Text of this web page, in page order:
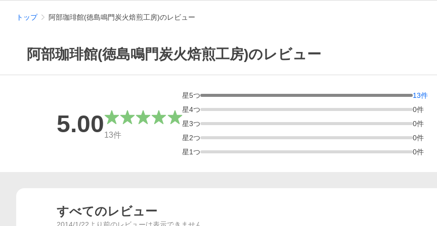
トップ 阿部珈琲館(徳島鳴門炭火焙煎工房)のレビュー
阿部珈琲館(徳島鳴門炭火焙煎工房)のレビュー
総合評価
5.0013件
星5つ 13件
星4つ 0件
星3つ 0件
星2つ 0件
星1つ 0件
すべてのレビュー